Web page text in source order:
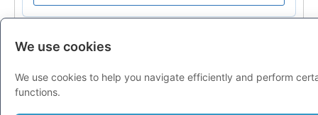
We use cookies
We use cookies to help you navigate efficiently and perform
functions.